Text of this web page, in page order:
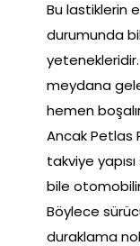
Bu lastiklerin
durumunda
meydana
hemen
Ancak Petlas
takviye
bile
Böylece
duraklama